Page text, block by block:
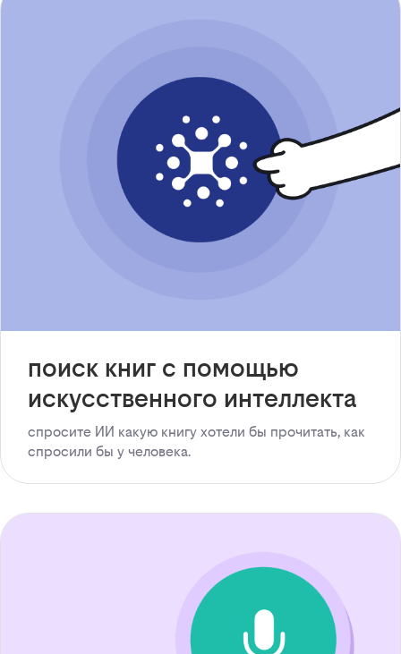
поиск книг с помощью
искусственного интеллекта
спросите ИИ какую книгу хотели бы прочитать, как
спросили бы у человека.